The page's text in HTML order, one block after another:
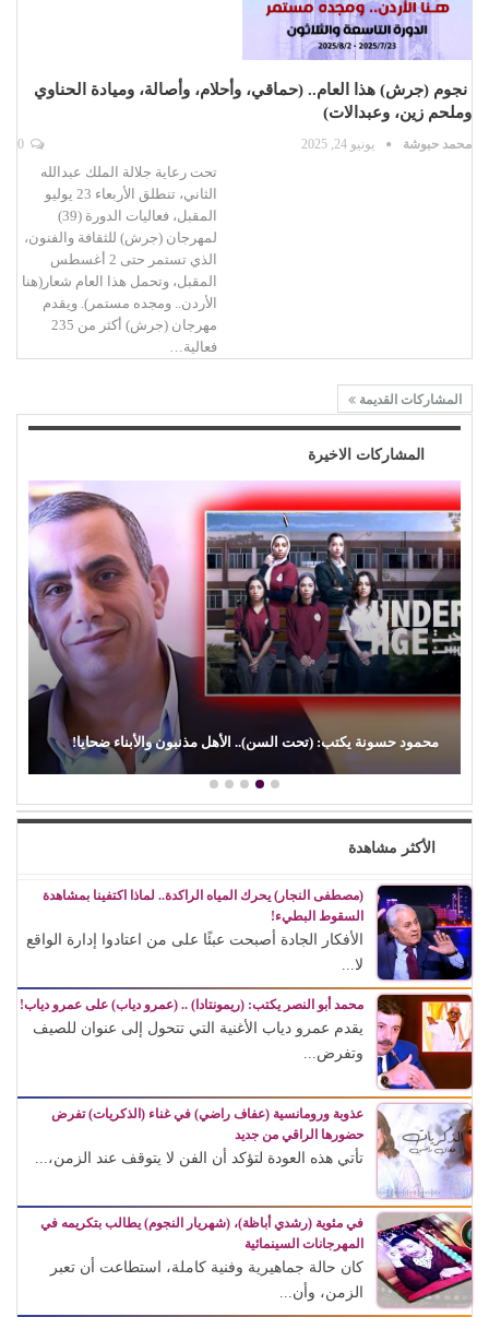
نجوم (جرش) هذا العام.. (حماقي، وأحلام، وأصالة، وميادة الحناوي
وملحم زين، وعبدالات)
محمد حبوشة يونيو 24, 2025
تحت رعاية جلالة الملك عبدالله
الثاني، تنطلق الأربعاء 23 يوليو
المقبل، فعاليات الدورة (39)
لمهرجان (جرش) للثقافة والفنون،
الذي تستمر حتى 2 أغسطس
المقبل، وتحمل هذا العام شعار(هنا
الأردن.. ومجده مستمر). ويقدم
مهرجان (جرش) أكثر من 235
فعالية…
المشاركات القديمة
المشاركات الاخيرة
محمود حسونة يكتب: (تحت السن).. الأهل مذنبون والأبناء ضحايا!
الأكثر مشاهدة
(مصطفى النجار) يحرك المياه الراكدة.. لماذا اكتفينا بمشاهدة
السقوط البطيء!
الأفكار الجادة أصبحت عبئًا على من اعتادوا إدارة الواقع
لا...
محمد أبو النصر يكتب: (ريمونتادا) .. (عمرو دياب) على عمرو دياب!
يقدم عمرو دياب الأغنية التي تتحول إلى عنوان للصيف
وتفرض...
عذوبة ورومانسية (عفاف راضي) في غناء (الذكريات) تفرض
حضورها الراقي من جديد
تأتي هذه العودة لتؤكد أن الفن لا يتوقف عند الزمن،...
في مئوية (رشدي أباظة)، (شهريار النجوم) يطالب بتكريمه في
المهرجانات السينمائية
كان حالة جماهيرية وفنية كاملة، استطاعت أن تعبر
الزمن، وأن...